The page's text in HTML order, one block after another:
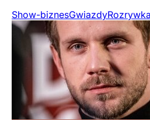
Show-biznesGwiazdyRozrywka